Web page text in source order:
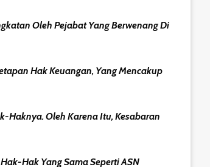
Oleh Pejabat Yang Berwenang Di
Hak Keuangan, Yang Mencakup
Haknya. Oleh Karena Itu, Kesabaran
Hak Yang Sama Seperti ASN